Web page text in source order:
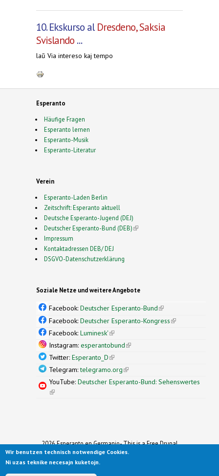
10. Ekskurso al Dresdeno, Saksia
Svislando ...
laŭ Via intereso kaj tempo
Esperanto
Häufige Fragen
Esperanto lernen
Esperanto-Musik
Esperanto-Literatur
Verein
Esperanto-Laden Berlin
Zeitschrift: Esperanto aktuell
Deutsche Esperanto-Jugend (DEJ)
Deutscher Esperanto-Bund (DEB)(link is external)
Impressum
Kontaktadressen DEB/ DEJ
DSGVO-Datenschutzerklärung
Soziale Netze und weitere Angebote
Facebook: Deutscher Esperanto-Bund(link is
external)
Facebook: Deutscher Esperanto-Kongress(link is
Facebook: Luminesk'(link is external)
Instagram: esperantobund(link is external)
Twitter: Esperanto_D(link is external)
Telegram:telegramo.org(link is external)
YouTube: Deutscher Esperanto-Bund: Sehenswertes
(link is external)
2026 Esperanto en Germanio- This is a Free Drupal
Theme
Ported to Drupal for the Open Source Community by
Wir benutzen technisch notwendige Cookies.
Ni uzas teknike necesajn kuketojn.